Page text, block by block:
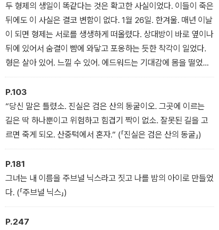
두 형제의 생일이 똑같다는 것은 확고한 사실이었다. 이들이 죽은
뒤에도 이 사실은 결코 변함이 없다. 1월 26일. 한겨울. 매년 이날
이 되면 형제는 서로를 생생하게 떠올렸다. 상대방이 바로 옆이나
뒤에 있어서 숨결이 뺨에 와닿고 포옹하는 듯한 착각이 일었다.
형은 살아 있어. 느낄 수 있어. 에드워드는 기대감에 몸을 떨었다.
녀석은 살아 있어. 느낄 수 있어. 에드거는 혐오감에 몸서리를 쳤
다. (「화석 형상」)
P.103
“당신 말은 틀렸소. 진실은 검은 산의 동굴이오. 그곳에 이르는
길은 딱 하나뿐이고 위험하고 힘겹기 짝이 없소. 잘못된 길을 고
르면 죽게 되오. 산중턱에서 혼자.” (「진실은 검은 산의 동굴」)
P.181
그녀는 내 이름을 주브널 닉스라고 짓고 나를 밤의 아이로 만들었
다. (「주브널 닉스」)
P.247